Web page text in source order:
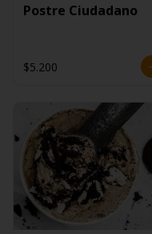
Postre Ciudadano
$5.200